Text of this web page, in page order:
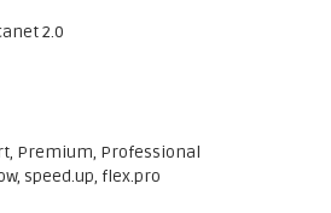
2.0
Premium, Professional
speed.up, flex.pro